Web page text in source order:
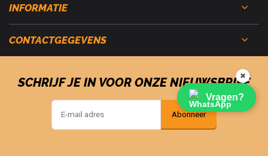
INFORMATIE
CONTACTGEGEVENS
SCHRIJF JE IN VOOR ONZE NIEUWSBRIEF
Abonneer
✖
Vragen?